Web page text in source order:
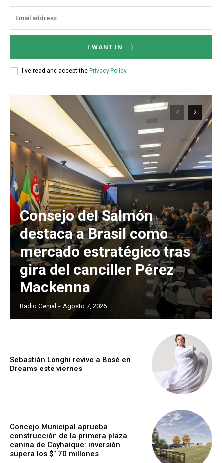
I WANT IN
I've read and accept the Privacy Policy.
Consejo del Salmón
destaca a Brasil como
mercado estratégico tras
gira del canciller Pérez
Mackenna
Radio Genial - Agosto 7, 2026
Sebastián Longhi revive a Bosé en
Dreams este viernes
Concejo Municipal aprueba
construcción de la primera plaza
canina de Coyhaique: inversión
supera los $170 millones